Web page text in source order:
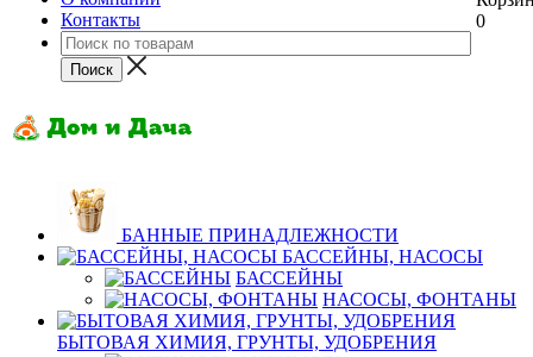
Контакты
0
БАННЫЕ ПРИНАДЛЕЖНОСТИ
БАССЕЙНЫ, НАСОСЫ
БАССЕЙНЫ
НАСОСЫ, ФОНТАНЫ
БЫТОВАЯ ХИМИЯ, ГРУНТЫ, УДОБРЕНИЯ